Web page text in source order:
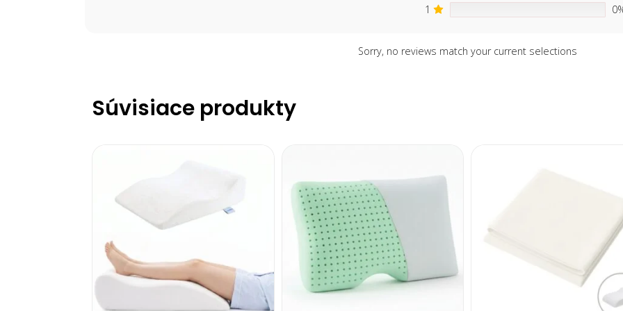
1
Sorry, no reviews match your current selections
Súvisiace produkty